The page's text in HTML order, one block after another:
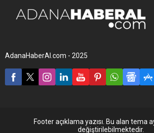
AdanaHaberAl.com - 2025
Footer açıklama yazısı. Bu alan tema
değiştirilebilmektedir.